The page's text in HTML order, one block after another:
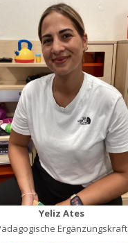
Yeliz Ates
Ergänzungskraft